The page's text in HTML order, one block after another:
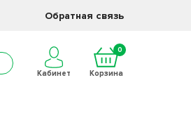
Обратная связь
Кабинет
0
Корзина